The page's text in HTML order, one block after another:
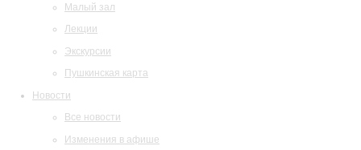
Малый зал
Лекции
Экскурсии
Пушкинская карта
Новости
Все новости
Изменения в афише